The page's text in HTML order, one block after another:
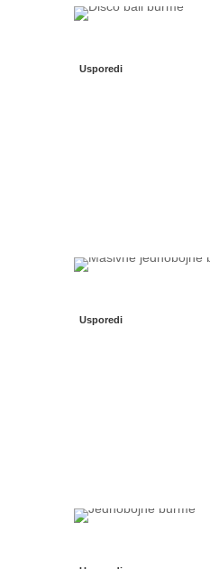
Usporedi
Usporedi